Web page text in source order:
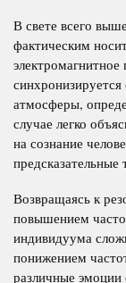
В свете всего
фактическим
атмосферы,
случае легко
на сознание
Возвращаясь к
повышением
индивидуума
понижением
различные